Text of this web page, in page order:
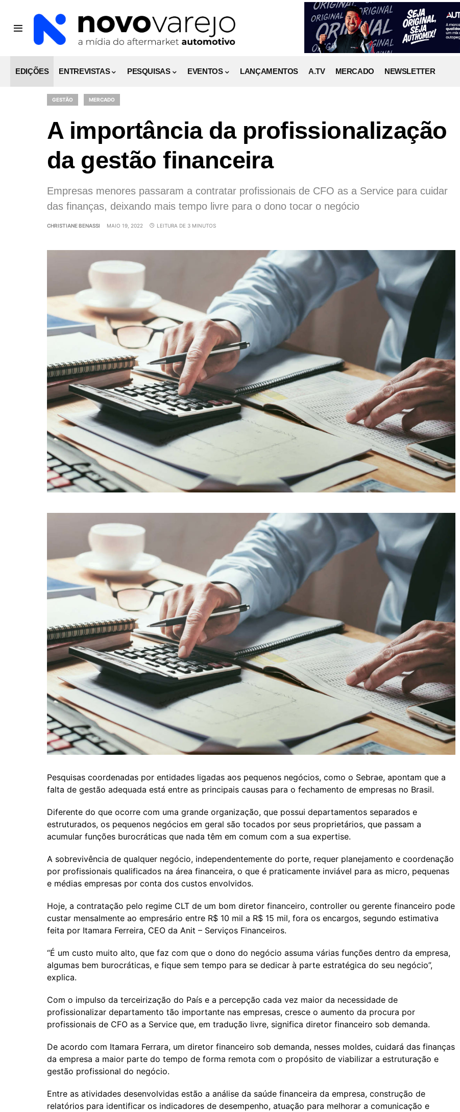
EDIÇÕES ENTREVISTAS PESQUISAS EVENTOS LANÇAMENTOS A.TV MERCADO NEWSLETTER
GESTÃO MERCADO
A importância da profissionalização
da gestão financeira
Empresas menores passaram a contratar profissionais de CFO as a Service para cuidar
das finanças, deixando mais tempo livre para o dono tocar o negócio
CHRISTIANE BENASSI MAIO 19, 2022 LEITURA DE 3 MINUTOS
Pesquisas coordenadas por entidades ligadas aos pequenos negócios, como o Sebrae, apontam que a
falta de gestão adequada está entre as principais causas para o fechamento de empresas no Brasil.
Diferente do que ocorre com uma grande organização, que possui departamentos separados e
estruturados, os pequenos negócios em geral são tocados por seus proprietários, que passam a
acumular funções burocráticas que nada têm em comum com a sua expertise.
A sobrevivência de qualquer negócio, independentemente do porte, requer planejamento e coordenação
por profissionais qualificados na área financeira, o que é praticamente inviável para as micro, pequenas
e médias empresas por conta dos custos envolvidos.
Hoje, a contratação pelo regime CLT de um bom diretor financeiro, controller ou gerente financeiro pode
custar mensalmente ao empresário entre R$ 10 mil a R$ 15 mil, fora os encargos, segundo estimativa
feita por Itamara Ferreira, CEO da Anit – Serviços Financeiros.
“É um custo muito alto, que faz com que o dono do negócio assuma várias funções dentro da empresa,
algumas bem burocráticas, e fique sem tempo para se dedicar à parte estratégica do seu negócio”,
explica.
Com o impulso da terceirização do País e a percepção cada vez maior da necessidade de
profissionalizar departamento tão importante nas empresas, cresce o aumento da procura por
profissionais de CFO as a Service que, em tradução livre, significa diretor financeiro sob demanda.
De acordo com Itamara Ferrara, um diretor financeiro sob demanda, nesses moldes, cuidará das finanças
da empresa a maior parte do tempo de forma remota com o propósito de viabilizar a estruturação e
gestão profissional do negócio.
Entre as atividades desenvolvidas estão a análise da saúde financeira da empresa, construção de
relatórios para identificar os indicadores de desempenho, atuação para melhorar a comunicação e